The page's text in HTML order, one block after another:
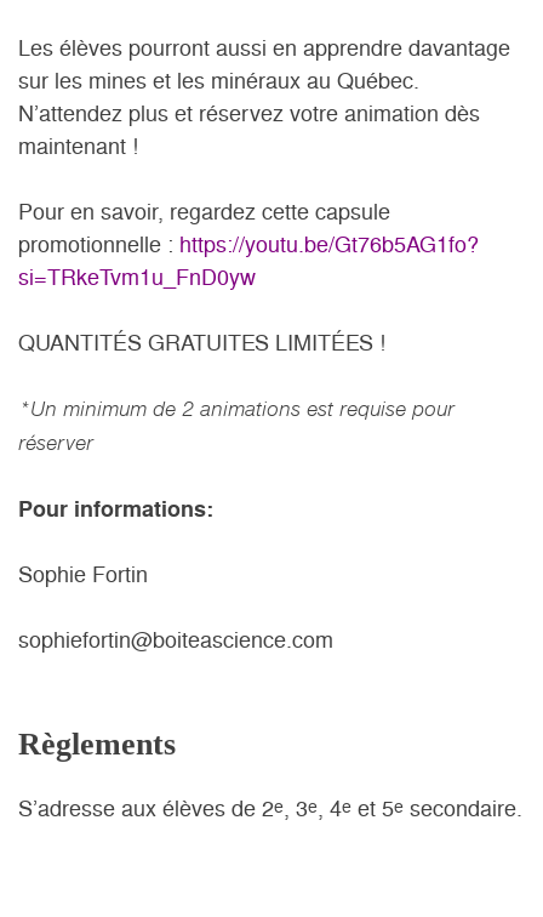
Les élèves pourront aussi en apprendre davantage
sur les mines et les minéraux au Québec.
N’attendez plus et réservez votre animation dès
maintenant !
Pour en savoir, regardez cette capsule
promotionnelle : https://youtu.be/Gt76b5AG1fo?
si=TRkeTvm1u_FnD0yw
QUANTITÉS GRATUITES LIMITÉES !
*Un minimum de 2 animations est requise pour
réserver
Pour informations:
Sophie Fortin
sophiefortin@boiteascience.com
Règlements
S’adresse aux élèves de 2e, 3e, 4e et 5e secondaire.